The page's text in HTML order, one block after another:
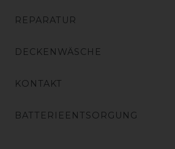
REPARATUR
DECKENWÄSCHE
KONTAKT
BATTERIEENTSORGUNG